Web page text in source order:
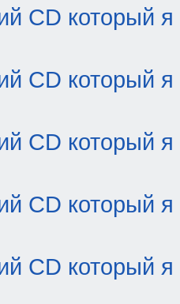
CD который я
CD который я
CD который я
CD который я
CD который я